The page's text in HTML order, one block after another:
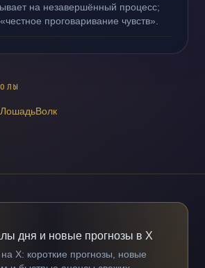
на незавершённый процесс;
проговаривание чувств».
ЛошадьВолк
дня и новые прогнозы в X
X: короткие прогнозы, новые